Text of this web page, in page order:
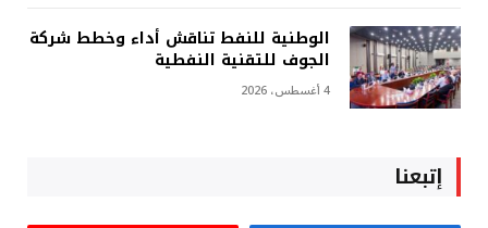
الوطنية للنفط تناقش أداء وخطط شركة
الجوف للتقنية النفطية
4 أغسطس، 2026
إتبعنا